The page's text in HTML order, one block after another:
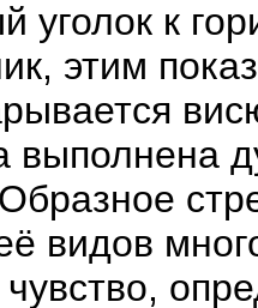
уголок к
этим
выполнена
видов